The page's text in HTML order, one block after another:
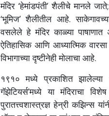
मंदिर ‘हेमांडपंती’ शैलीचे मानले
‘भूमिज’ शैलीतील आहे.
वसलेले हे मंदिर काळ्या
ऐतिहासिक आणि आध्यात्मिक
विभागाच्या दृष्टीनेही मोलाचा आहे.
१९१० मध्ये प्रकाशित झालेल्या
गॅझेटियर्स’मध्ये या मंदिराचा
पुरातत्त्वशास्त्रज्ञ हेन्री कझिन्स